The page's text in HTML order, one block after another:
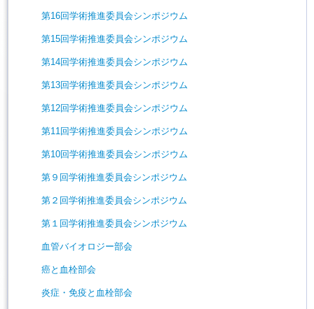
第16回学術推進委員会シンポジウム
第15回学術推進委員会シンポジウム
第14回学術推進委員会シンポジウム
第13回学術推進委員会シンポジウム
第12回学術推進委員会シンポジウム
第11回学術推進委員会シンポジウム
第10回学術推進委員会シンポジウム
第９回学術推進委員会シンポジウム
第２回学術推進委員会シンポジウム
第１回学術推進委員会シンポジウム
血管バイオロジー部会
癌と血栓部会
炎症・免疫と血栓部会